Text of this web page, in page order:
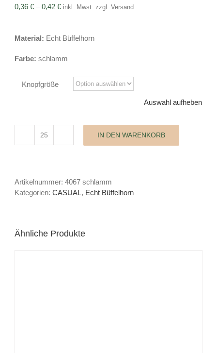
0,36 € –0,42 €Preisspanne:
0,42 €
inkl. Mwst. zzgl. Versand
Material: Echt Büffelhorn
Farbe: schlamm
Knopfgröße
Auswahl aufheben
Büffelhornknopf
IN DEN WARENKORB
Artikelnummer: 4067 schlamm
Kategorien: CASUAL, Echt Büffelhorn
Ähnliche Produkte